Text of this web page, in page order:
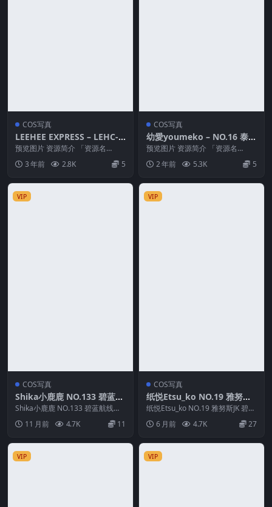
COS写真
LEEHEE EXPRESS – LEHC-2
04A [53P-133M]
预览图片 资源简介 「资源名
称」：LEEHEE EXPRESS – LEHC-
2... 3 年前 2.8K 5
COS写真
幼愛youmeko – NO.16 泰丝
TESS Set [Erophone]
预览图片 资源简介 「资源名
称」：幼愛youmeko – NO.16 泰
丝 TE...
2 年前 5.3K 5
VIP
COS写真
Shika小鹿鹿 NO.133 碧蓝航
线写真本-柴郡新春旗袍
Shika小鹿鹿 NO.133 碧蓝航线写
真本-柴郡新春旗袍 资源简介 「资
源名...11 月前 4.7K 11
VIP
COS写真
纸悦Etsu_ko NO.19 雅努斯J
K 碧蓝航线
纸悦Etsu_ko NO.19 雅努斯JK 碧蓝
航线 资源简介 「资源名称」：
纸...6 月前 4.7K 27
VIP VIP